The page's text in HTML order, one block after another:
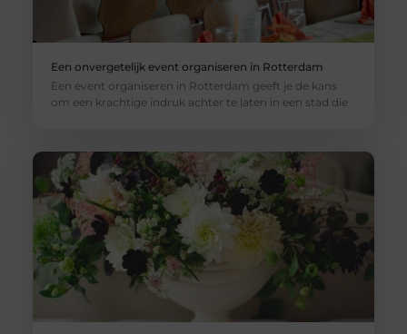
Een onvergetelijk event organiseren in Rotterdam
Een event organiseren in Rotterdam geeft je de kans
om een krachtige indruk achter te laten in een stad die